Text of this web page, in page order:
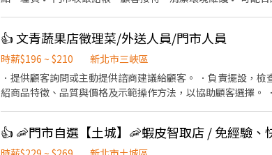
流箱約 10–15kg） ✔ 作業區環境整理、清潔 ✔ 需自備機車，
13:30（每日排 2–5H） 固定晚班｜17:30–23:30（每日排
–––––––––––––––– 📍門市地點自選｜目前缺額如下 🔹 八里
形三街3號1樓 🔹 三重區 ⭐ 三重光復－智取店｜光復路一段21號1樓 ⭐ 三重三民－智取店｜三民街77號1樓 ⭐ 三重慈愛－智取店｜
慈愛街74號1樓 ⭐ 三重五華－智取店｜五華街62之1號1樓 ⭐
路335號1樓 🔹 三峽區 ⭐ 三峽國光－智取店｜國光街81巷3之2號1樓 ⭐ 三峽大觀－智取店｜大觀路24號1樓 ⭐ 三峽民族－智取店
｜民族街12號1樓 ⭐ 三峽永安－智取店｜永安街94號1樓 🔹 土城區 🏪 土城明德店｜明德路一段309號1樓 🏪 土城中正店｜中正路
67巷20號1樓 🏪 土城立仁店｜立仁街6號1樓 🏪 土城學府店｜
👍 文青蔬果店徵理菜/外送人員/門市人員
時薪$196 ~ $210
新北市三峽區
．提供顧客詢問或主動提供諮商建議給顧客。 ．負責擺設，
紹商品特徵、品質與價格及示範操作方法，以協助顧客選擇